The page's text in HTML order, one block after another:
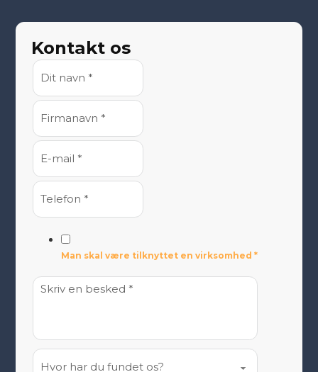
Kontakt os
Man skal være tilknyttet en virksomhed *